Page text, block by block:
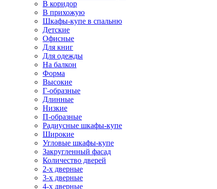
В коридор
В прихожую
Шкафы-купе в спальню
Детские
Офисные
Для книг
Для одежды
На балкон
Форма
Высокие
Г-образные
Длинные
Низкие
П-образные
Радиусные шкафы-купе
Широкие
Угловые шкафы-купе
Закругленный фасад
Количество дверей
2-х дверные
3-х дверные
4-х дверные